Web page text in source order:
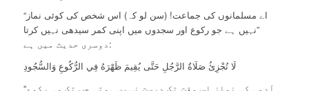
“اے مسلمانوں کی جماعت! (سن لو کہ) اس شخص کی کوئی نماز
نہیں ہے جو رکوع اور سجدوں میں اپنی کمر سیدھی نہیں کرتا”
دوسری حدیث میں ہے:
لَا تُجْزِئُ صَلَاةُ الرَّجُلِ حَتَّى يُقِيمَ ظَهْرَهُ فِي الرُّكُوعِ وَالسُّجُودِ
“آدمی کی نماز اس وقت تک درست نہیں ہوتی جب تک وہ رکوع